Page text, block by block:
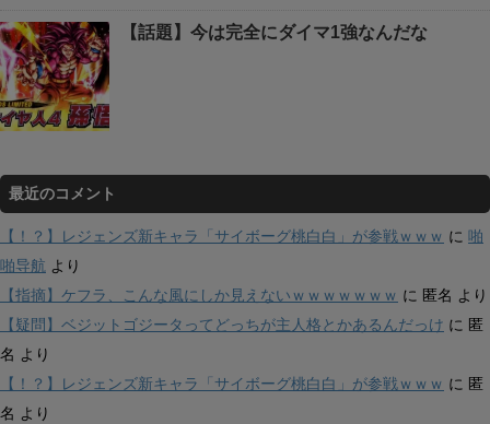
【話題】今は完全にダイマ1強なんだな
最近のコメント
【！？】レジェンズ新キャラ「サイボーグ桃白白」が参戦ｗｗｗ に 啪
啪导航 より
【指摘】ケフラ、こんな風にしか見えないｗｗｗｗｗｗｗ に 匿名 より
【疑問】ベジットゴジータってどっちが主人格とかあるんだっけ に 匿
名 より
【！？】レジェンズ新キャラ「サイボーグ桃白白」が参戦ｗｗｗ に 匿
名 より